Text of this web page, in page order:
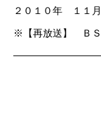
２０１０年 １１
※【再放送】 ＢＳ